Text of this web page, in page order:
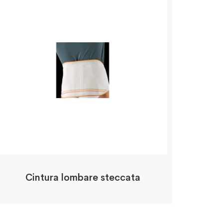
Cintura lombare steccata